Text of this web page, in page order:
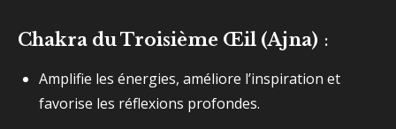
Chakra du Troisième Œil (Ajna) :
Amplifie les énergies, améliore l’inspiration et
favorise les réflexions profondes.